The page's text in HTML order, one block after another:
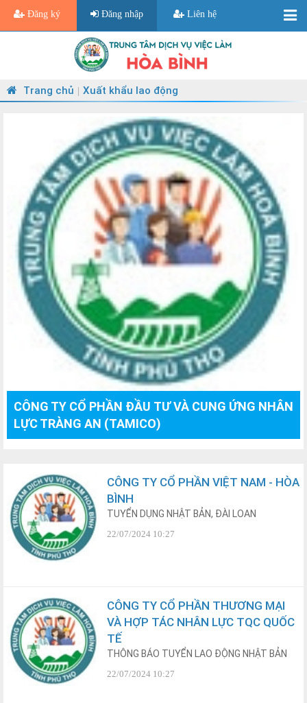
Đăng ký Đăng nhập Liên hệ
Trang chủ Xuất khẩu lao động
CÔNG TY CỔ PHẦN ĐẦU TƯ VÀ CUNG ỨNG NHÂN
LỰC TRÀNG AN (TAMICO)
CÔNG TY CỔ PHẦN VIỆT NAM - HÒA
BÌNH
TUYỂN DỤNG NHẬT BẢN, ĐÀI LOAN
22/07/2024 10:27
CÔNG TY CỔ PHẦN THƯƠNG MẠI
VÀ HỢP TÁC NHÂN LỰC TQC QUỐC
TẾ
THÔNG BÁO TUYỂN LAO ĐỘNG NHẬT BẢN
22/07/2024 10:27